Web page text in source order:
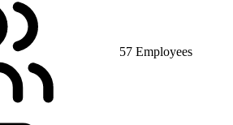
57 Employees